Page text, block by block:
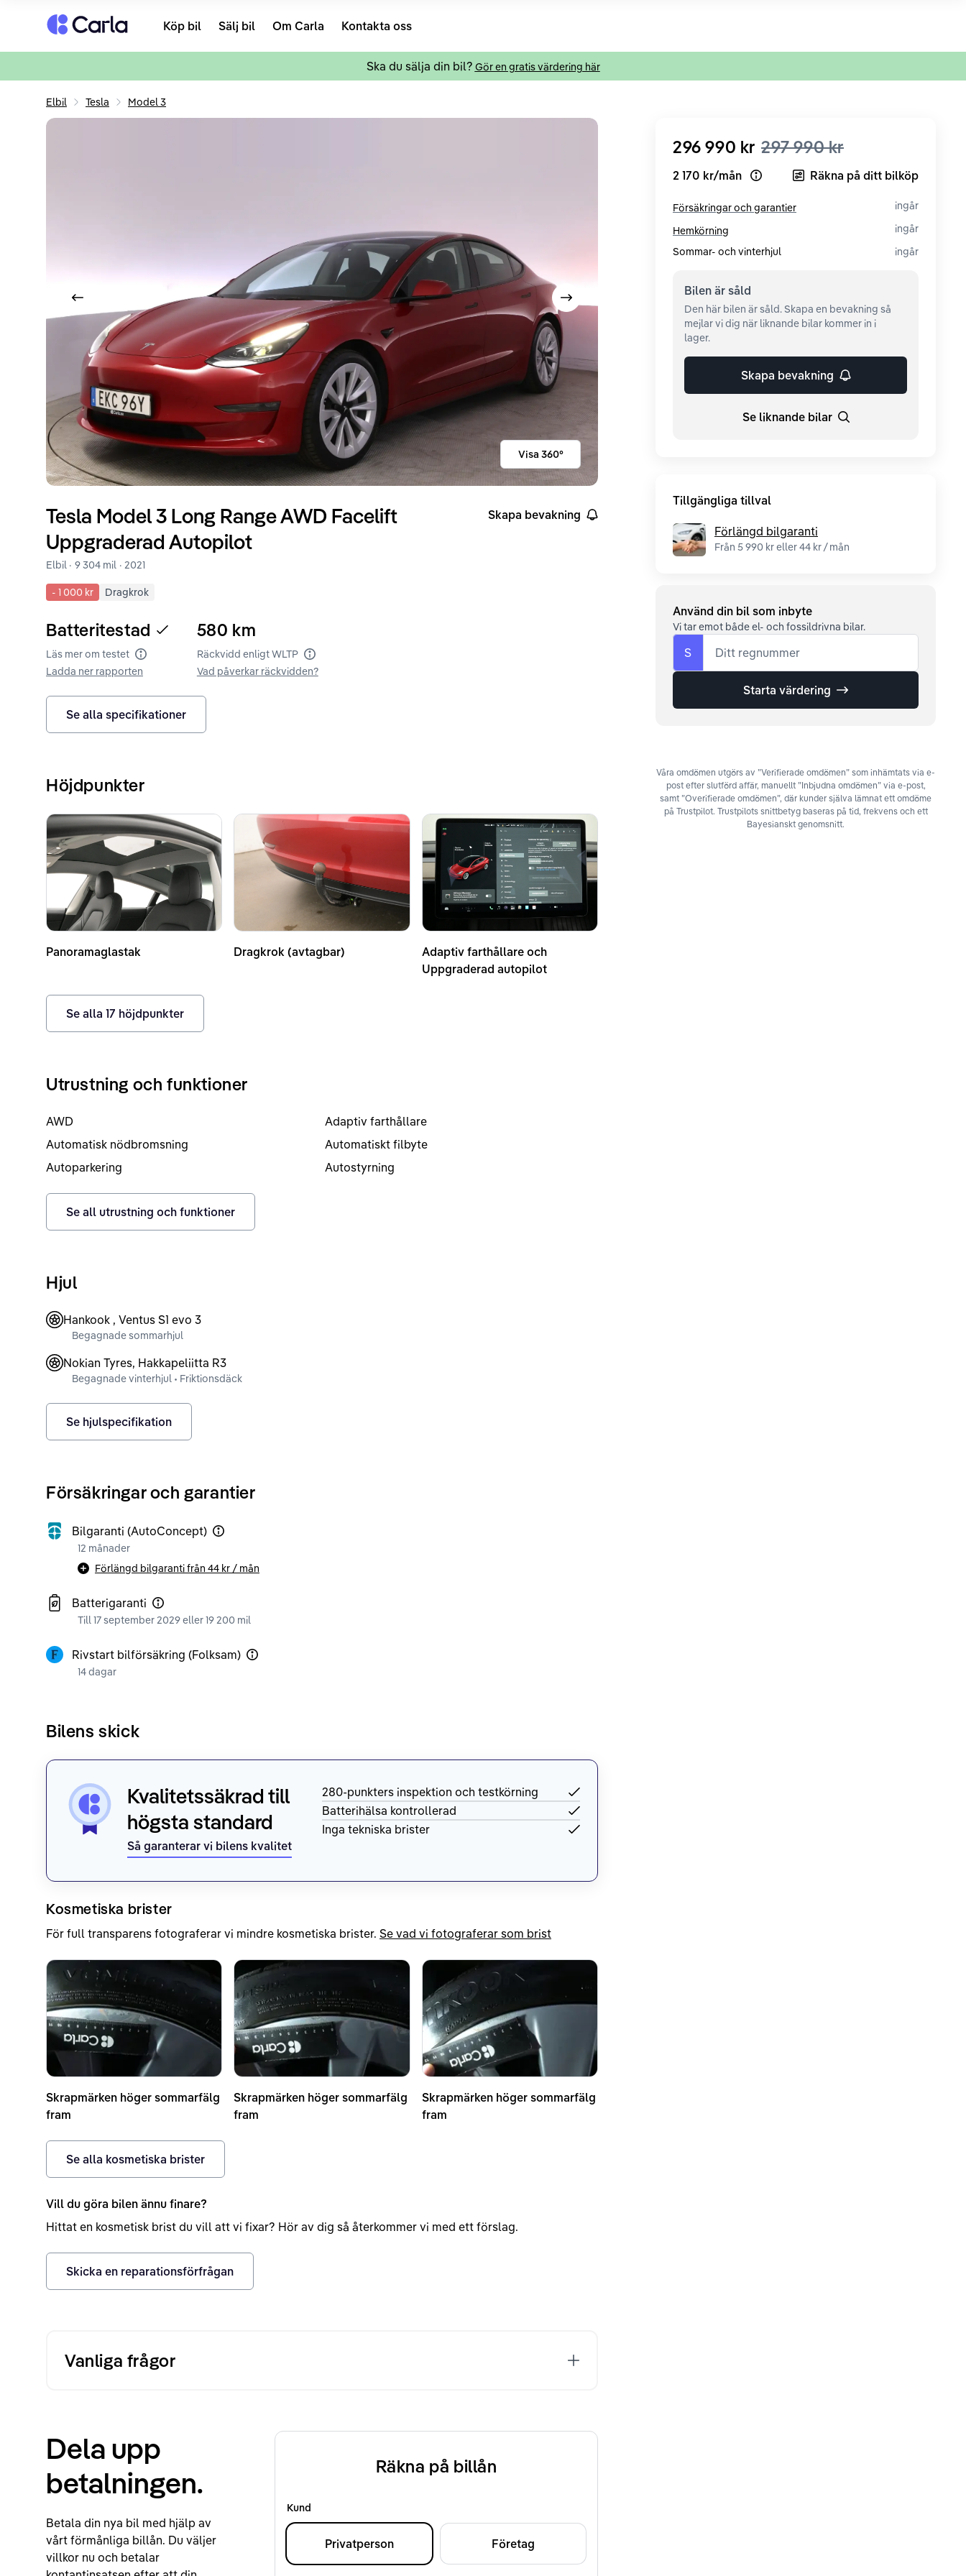
Tillbaka till startsidan Köp bil Sälj bil Om Carla Kontakta oss
Ska du sälja din bil? Gör en gratis värdering här
Elbil Tesla Model 3
Visa föregående bild Visa nästa bild
Visa 360°
Tesla Model 3 Long Range AWD Facelift
Uppgraderad Autopilot
Skapa bevakning
Elbil · 9 304 mil · 2021
- 1 000 kr Dragkrok
Batteritestad
Läs mer om testet Batteritest
Ladda ner rapporten
580 km
Räckvidd enligt WLTP Räckvidd enligt WLTP
Vad påverkar räckvidden?
Se alla specifikationer
Höjdpunkter
Panoramaglastak Dragkrok (avtagbar)
Adaptiv farthållare och
Uppgraderad autopilot
Se alla 17 höjdpunkter
Utrustning och funktioner
AWD
Adaptiv farthållare
Automatisk nödbromsning
Automatiskt filbyte
Autoparkering
Autostyrning
Se all utrustning och funktioner
Hjul
Hankook , Ventus S1 evo 3
Begagnade sommarhjul
Nokian Tyres, Hakkapeliitta R3
Begagnade vinterhjul • Friktionsdäck
Se hjulspecifikation
Försäkringar och garantier
Bilgaranti (AutoConcept)
12 månader
Förlängd bilgaranti från 44 kr / mån
Batterigaranti
Till 17 september 2029 eller 19 200 mil
Rivstart bilförsäkring (Folksam)
14 dagar
Bilens skick
Kvalitetssäkrad till
högsta standard
Så garanterar vi bilens kvalitet
280-punkters inspektion och testkörning
Batterihälsa kontrollerad
Inga tekniska brister
Kosmetiska brister
För full transparens fotograferar vi mindre kosmetiska brister. Se vad vi fotograferar som brist
Skrapmärken höger sommarfälg
fram
Skrapmärken höger sommarfälg
fram
Skrapmärken höger sommarfälg
fram
Se alla kosmetiska brister
Vill du göra bilen ännu finare?
Hittat en kosmetisk brist du vill att vi fixar? Hör av dig så återkommer vi med ett förslag.
Skicka en reparationsförfrågan
Vanliga frågor
Dela upp
betalningen.
Betala din nya bil med hjälp av
vårt förmånliga billån. Du väljer
villkor nu och betalar
Räkna på billån
Kund
Privatperson Företag
296 990 kr 297 990 kr
2 170 kr/mån Open loan exampleRäkna på ditt bilköp
Försäkringar och garantier
ingår
Hemkörning
ingår
Sommar- och vinterhjul
ingår
Bilen är såld
Den här bilen är såld. Skapa en bevakning så
mejlar vi dig när liknande bilar kommer in i
lager.
Skapa bevakning
Se liknande bilar
Tillgängliga tillval
Förlängd bilgaranti
Från 5 990 kr eller 44 kr / mån
Använd din bil som inbyte
Vi tar emot både el- och fossildrivna bilar.
S Ditt regnummer
Starta värdering
Våra omdömen utgörs av ”Verifierade omdömen” som inhämtats via e-
post efter slutförd affär, manuellt ”Inbjudna omdömen” via e-post,
samt ”Overifierade omdömen”, där kunder själva lämnat ett omdöme
på Trustpilot. Trustpilots snittbetyg baseras på tid, frekvens och ett
Bayesianskt genomsnitt.